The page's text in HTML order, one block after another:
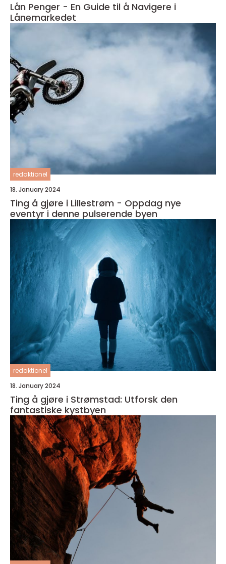
Lån Penger - En Guide til å Navigere i
Lånemarkedet
redaktionel
18. January 2024
Ting å gjøre i Lillestrøm - Oppdag nye
eventyr i denne pulserende byen
redaktionel
18. January 2024
Ting å gjøre i Strømstad: Utforsk den
fantastiske kystbyen